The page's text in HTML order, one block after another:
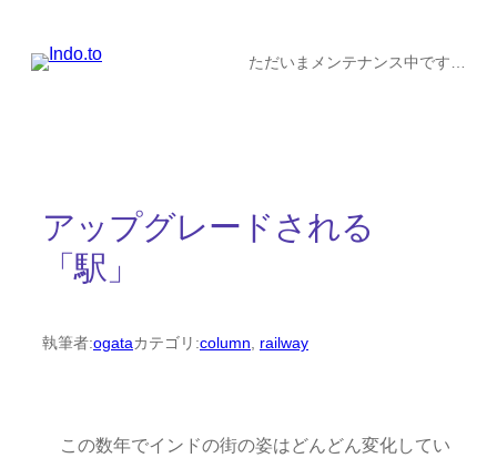
ただいまメンテナンス中です…
アップグレードされる
「駅」
執筆者:ogataカテゴリ:column, railway
この数年でインドの街の姿はどんどん変化してい